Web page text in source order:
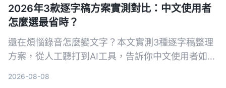
2026年3款逐字稿方案實測對比：中文使用者
怎麼選最省時？
還在煩惱錄音怎麼變文字？本文實測3種逐字稿整理
方案，從人工聽打到AI工具，告訴你中文使用者如何
2026-08-08